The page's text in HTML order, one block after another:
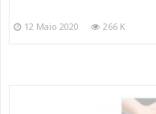
12 Maio 2020 266 K